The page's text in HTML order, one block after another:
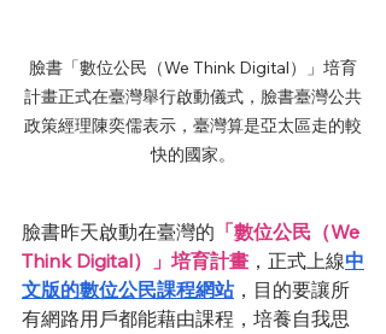
臉書「數位公民（We Think Digital）」培育
計畫正式在臺灣舉行啟動儀式，臉書臺灣公共
政策經理陳奕儒表示，臺灣算是亞太區走的較
快的國家。
臉書昨天啟動在臺灣的 「數位公民（We
Think Digital）」培育計畫 ，正式上線中
文版的數位公民課程網站，目的要讓所
有網路用戶都能藉由課程，培養自我思